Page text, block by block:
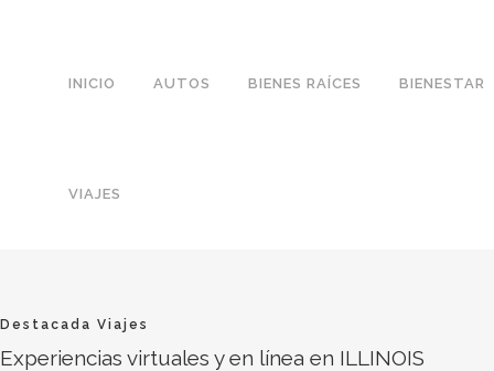
INICIO AUTOS BIENES RAÍCES BIENESTAR
VIAJES
Destacada Viajes
Experiencias virtuales y en línea en ILLINOIS